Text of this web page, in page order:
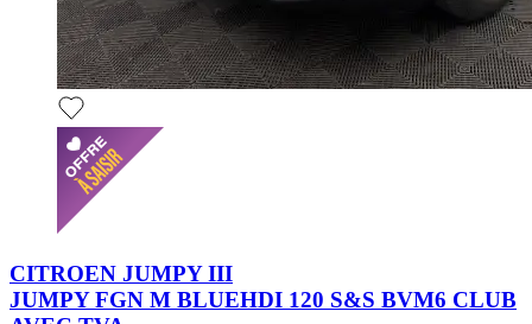
CITROEN JUMPY III
JUMPY FGN M BLUEHDI 120 S&S BVM6 CLUB